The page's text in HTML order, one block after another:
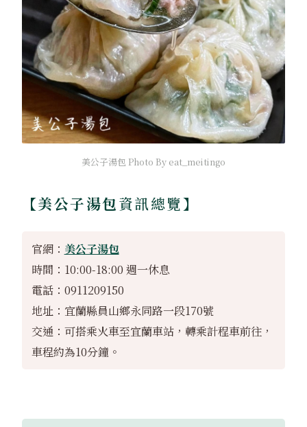
美公子湯包 Photo By eat_meitingo
【美公子湯包 資訊總覽】
官網： 美公子湯包
時間：10:00-18:00 週一休息
電話：0911209150
地址：宜蘭縣員山鄉永同路一段170號
交通：可搭乘火車至宜蘭車站，轉乘計程車前往，
車程約為10分鐘。